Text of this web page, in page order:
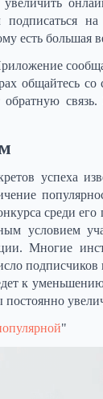
есть большая
общайтесь
связь.
успеха
среди
условием
Многие
к
"